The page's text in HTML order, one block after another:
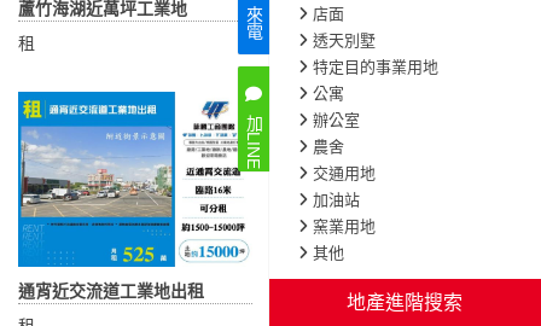
店面
透天別墅
特定目的事業用地
公寓
辦公室
農舍
交通用地
加油站
窯業用地
其他
地產進階搜索
來電
加LINE
蘆竹海湖近萬坪工業地
租
大溪近交流道大面寬工業地
租
通宵近交流道工業地出租
大竹重劃區買地送廠